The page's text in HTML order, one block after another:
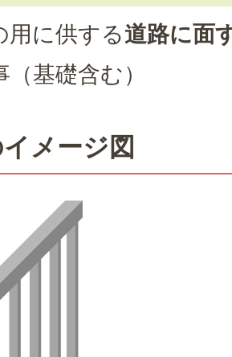
用に供する道路に面
基礎含む）
メージ図